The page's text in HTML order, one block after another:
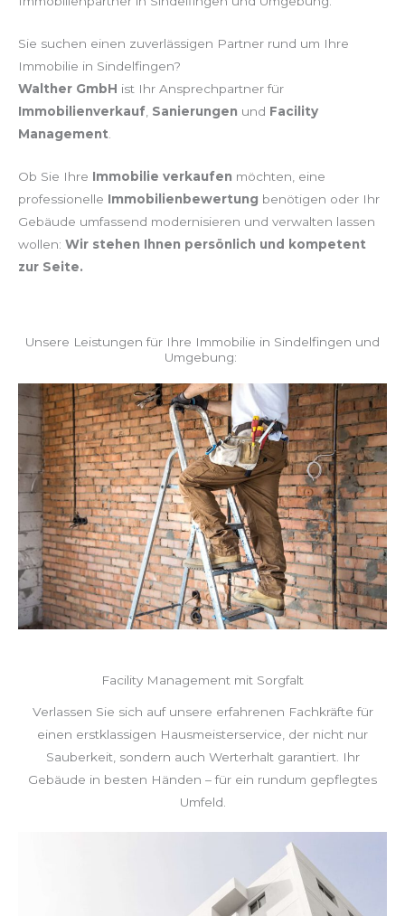
Sie suchen einen zuverlässigen Partner rund um Ihre
Immobilie in Sindelfingen?
Walther GmbH ist Ihr Ansprechpartner für
Immobilienverkauf Sanierungen und Facility
Management
Ob Sie Ihre Immobilie verkaufen möchten, eine
professionelle Immobilienbewertung benötigen oder Ihr
Gebäude umfassend modernisieren und verwalten lassen
wollen: Wir stehen Ihnen persönlich und kompetent
zur Seite.
Unsere Leistungen für Ihre Immobilie in Sindelfingen und
Umgebung: ​​
Facility Management mit Sorgfalt
Verlassen Sie sich auf unsere erfahrenen Fachkräfte für
einen erstklassigen Hausmeisterservice, der nicht nur
Sauberkeit, sondern auch Werterhalt garantiert. Ihr
Gebäude in besten Händen – für ein rundum gepflegtes
Umfeld.